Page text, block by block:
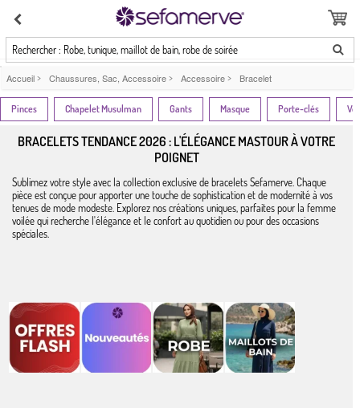
Rechercher : Robe, tunique, maillot de bain, robe de soirée
Accueil > Chaussures, Sac, Accessoire > Accessoire > Bracelet
Pinces Chapelet Musulman Gants Masque Porte-clés
BRACELETS TENDANCE 2026 : L'ÉLÉGANCE MASTOUR À VOTRE
POIGNET
Sublimez votre style avec la collection exclusive de bracelets Sefamerve. Chaque
pièce est conçue pour apporter une touche de sophistication et de modernité à vos
tenues de mode modeste. Explorez nos créations uniques, parfaites pour la femme
voilée qui recherche l'élégance et le confort au quotidien ou pour des occasions
spéciales.